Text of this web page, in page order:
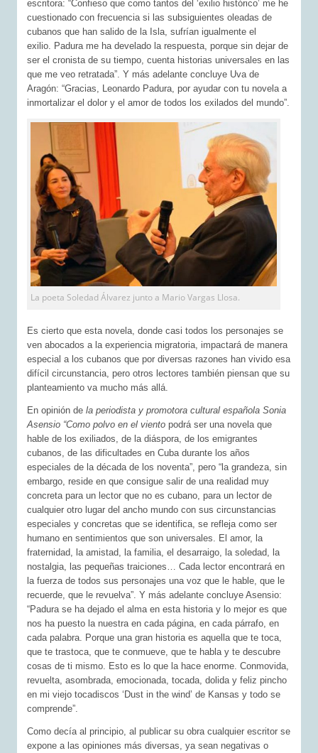
escritora: “Confieso que como tantos del ‘exilio histórico’ me he
cuestionado con frecuencia si las subsiguientes oleadas de
cubanos que han salido de la Isla, sufrían igualmente el
exilio. Padura me ha develado la respuesta, porque sin dejar de
ser el cronista de su tiempo, cuenta historias universales en las
que me veo retratada”. Y más adelante concluye Uva de
Aragón: “Gracias, Leonardo Padura, por ayudar con tu novela a
inmortalizar el dolor y el amor de todos los exilados del mundo”.
La poeta Soledad Álvarez junto a Mario Vargas Llosa.
Es cierto que esta novela, donde casi todos los personajes se
ven abocados a la experiencia migratoria, impactará de manera
especial a los cubanos que por diversas razones han vivido esa
difícil circunstancia, pero otros lectores también piensan que su
planteamiento va mucho más allá.
En opinión de la periodista y promotora cultural española Sonia
Asensio “Como polvo en el viento podrá ser una novela que
hable de los exiliados, de la diáspora, de los emigrantes
cubanos, de las dificultades en Cuba durante los años
especiales de la década de los noventa”, pero “la grandeza, sin
embargo, reside en que consigue salir de una realidad muy
concreta para un lector que no es cubano, para un lector de
cualquier otro lugar del ancho mundo con sus circunstancias
especiales y concretas que se identifica, se refleja como ser
humano en sentimientos que son universales. El amor, la
fraternidad, la amistad, la familia, el desarraigo, la soledad, la
nostalgia, las pequeñas traiciones… Cada lector encontrará en
la fuerza de todos sus personajes una voz que le hable, que le
recuerde, que le revuelva”. Y más adelante concluye Asensio:
“Padura se ha dejado el alma en esta historia y lo mejor es que
nos ha puesto la nuestra en cada página, en cada párrafo, en
cada palabra. Porque una gran historia es aquella que te toca,
que te trastoca, que te conmueve, que te habla y te descubre
cosas de ti mismo. Esto es lo que la hace enorme. Conmovida,
revuelta, asombrada, emocionada, tocada, dolida y feliz pincho
en mi viejo tocadiscos ‘Dust in the wind’ de Kansas y todo se
comprende”.
Como decía al principio, al publicar su obra cualquier escritor se
expone a las opiniones más diversas, ya sean negativas o